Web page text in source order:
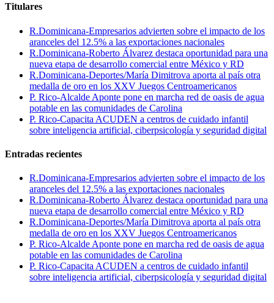
Titulares
R.Dominicana-Empresarios advierten sobre el impacto de los
aranceles del 12.5% a las exportaciones nacionales
R.Dominicana-Roberto Álvarez destaca oportunidad para una
nueva etapa de desarrollo comercial entre México y RD
R.Dominicana-Deportes/María Dimitrova aporta al país otra
medalla de oro en los XXV Juegos Centroamericanos
P. Rico-Alcalde Aponte pone en marcha red de oasis de agua
potable en las comunidades de Carolina
P. Rico-Capacita ACUDEN a centros de cuidado infantil
sobre inteligencia artificial, ciberpsicología y seguridad digital
Entradas recientes
R.Dominicana-Empresarios advierten sobre el impacto de los
aranceles del 12.5% a las exportaciones nacionales
R.Dominicana-Roberto Álvarez destaca oportunidad para una
nueva etapa de desarrollo comercial entre México y RD
R.Dominicana-Deportes/María Dimitrova aporta al país otra
medalla de oro en los XXV Juegos Centroamericanos
P. Rico-Alcalde Aponte pone en marcha red de oasis de agua
potable en las comunidades de Carolina
P. Rico-Capacita ACUDEN a centros de cuidado infantil
sobre inteligencia artificial, ciberpsicología y seguridad digital